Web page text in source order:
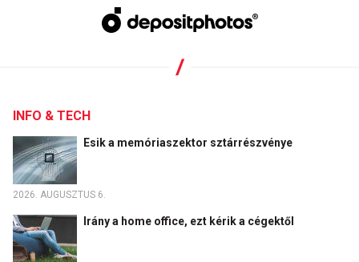
INFO & TECH
Esik a memóriaszektor sztárrészvénye
2026. AUGUSZTUS 6.
Irány a home office, ezt kérik a cégektől